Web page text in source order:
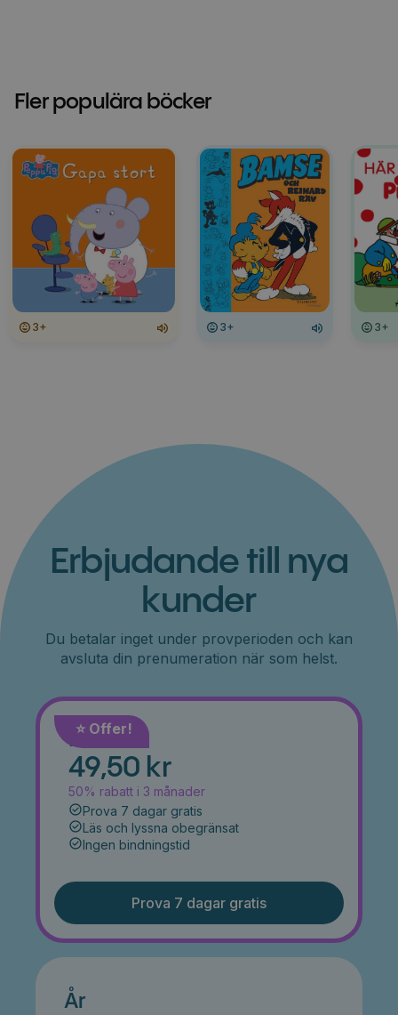
Fler populära böcker
3+ 3+ 3+
Erbjudande till nya
kunder
Du betalar inget under provperioden och kan
avsluta din prenumeration när som helst.
⭐️ Offer!
Månad
49,50 kr
50% rabatt i 3 månader
Prova 7 dagar gratis
Läs och lyssna obegränsat
Ingen bindningstid
Prova 7 dagar gratis
År